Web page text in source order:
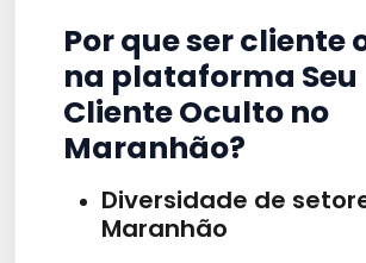
Por que ser cliente
na plataforma Seu
Cliente Oculto no
Maranhão?
Diversidade de
Maranhão